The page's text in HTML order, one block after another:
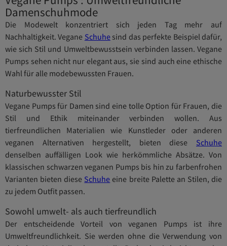
Damenschuhmode
Die Modewelt konzentriert sich jeden Tag mehr auf
Nachhaltigkeit. Vegane Schuhesind das perfekte Beispiel dafür,
wie sich Stil und Umweltbewusstsein verbinden lassen. Vegane
Pumps sehen nicht nur elegant aus, sie sind auch eine ethische
Wahl für alle modebewussten Frauen.
Naturbewusster Stil
Vegane Pumps für Damen sind eine tolle Option für Frauen, die
Stil und Ethik miteinander verbinden wollen. Aus
tierfreundlichen Materialien wie Kunstleder oder anderen
veganen Alternativen hergestellt, bieten diese Schuhe
denselben auffälligen Look wie herkömmliche Absätze. Von
klassischen schwarzen veganen Pumps bis hin zu farbenfrohen
Varianten bieten diese Schuhe eine breite Palette an Stilen, die
zu jedem Outfit passen.
Sowohl umwelt- als auch tierfreundlich
Der entscheidende Vorteil von veganen Pumps ist ihre
Umweltfreundlichkeit. Sie werden ohne die Verwendung von